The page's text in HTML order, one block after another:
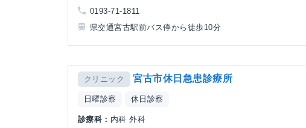
0193-71-1811
県交通宮古駅前バス停から徒歩10分
クリニック 宮古市休日急患診療所
日曜診察 休日診察
診療科： 内科 外科